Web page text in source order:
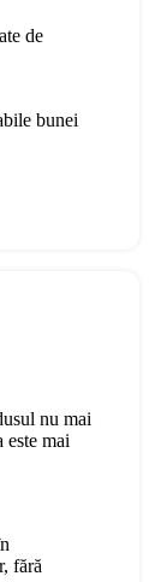
de
bunei
nu mai
este mai
fără